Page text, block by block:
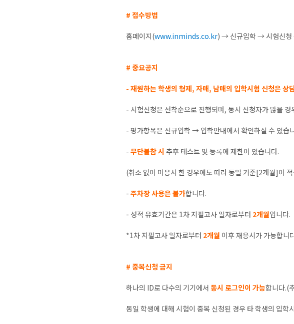
# 접수방법
홈페이지(www.inminds.co.kr) → 신규입학 → 시험신
# 중요공지
- 재원하는 학생의 형제, 자매, 남매의 입학시험 신청은 상
- 시험신청은 선착순으로 진행되며, 동시 신청자가 많을
- 평가항목은 신규입학 → 입학안내에서 확인하실 수 있습
- 무단불참 시 추후 테스트 및 등록에 제한이 있습니다.
(취소 없이 미응시 한 경우에도 따라 동일 기준[2개월]이
- 주차장 사용은 불가합니다.
- 성적 유효기간은 1차 지필고사 일자로부터 2개월입니다.
*1차 지필고사 일자로부터 2개월 이후 재응시가 가능합니
# 중복신청 금지
하나의 ID로 다수의 기기에서 동시 로그인이 가능합니다.(
동일 학생에 대해 시험이 중복 신청된 경우 타 학생의 입학